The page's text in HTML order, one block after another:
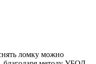
ломку можно